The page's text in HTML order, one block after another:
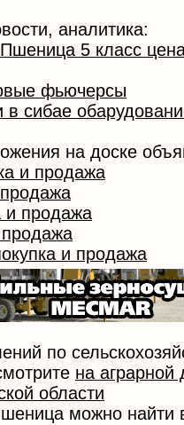
аналитика:
5 класс
фьючерсы
сибае
на доске
и продажа
и продажа
и продажа
по
на аграрной
области
можно найти